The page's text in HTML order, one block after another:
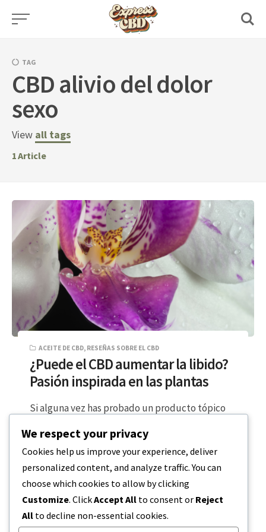
Skip
TAG
CBD alivio del dolor
sexo
View all tags
1Article
ACEITE DE CBD, RESEÑAS SOBRE EL CBD
¿Puede el CBD aumentar la libido?
Pasión inspirada en las plantas
Si alguna vez has probado un producto tópico
relajantes beneficios del uso localizado…
LECTURA DE 2 MINUTOS 7 DE ABRIL DE 2024
We respect your privacy
Cookies help us improve your experience, deliver
personalized content, and analyze traffic. You can
choose which cookies to allow by clicking
Customize. ClickAccept All to consent or Reject
All to decline non-essential cookies.